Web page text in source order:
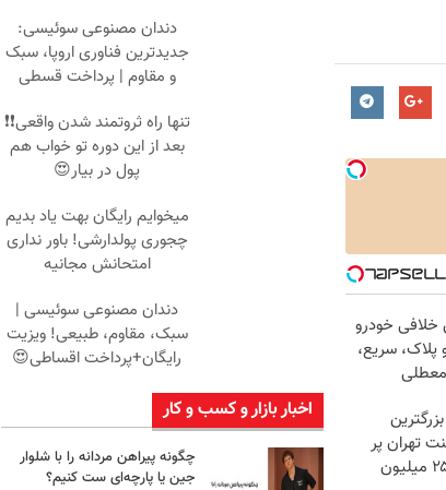
خلافی خودرو
سریع،
تهران پر
دندان مصنوعی سوئیسی:
جدیدترین فناوری اروپا، سبک
و مقاوم | پرداخت قسطی
تنها راه ثروتمند شدن واقعی❗❗
بعد از این دوره تو خواب هم
پول در بیار😍
میخوایم رایگان بهت یاد بدیم
چجوری پولدارشی! باور نداری
امتحانش مجانیه
دندان مصنوعی سوئیسی |
سبک، مقاوم، طبیعی! ویزیت
رایگان+پرداخت اقساطی😍
اخبار بازار و کسب و کار
چگونه پیراهن مردانه را با شلوار
جین یا پارچه‌ای ست کنیم؟